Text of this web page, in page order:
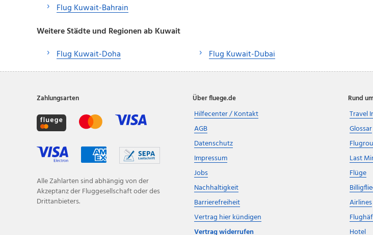
Flug Kuwait-Bahrain
Weitere Städte und Regionen ab Kuwait
Flug Kuwait-Doha
Flug Kuwait-Dubai